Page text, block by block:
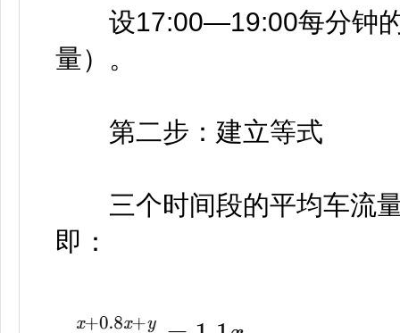
设17:00—19:00每分钟的
量）。
第二步：建立等式
三个时间段的平均车流量
即：